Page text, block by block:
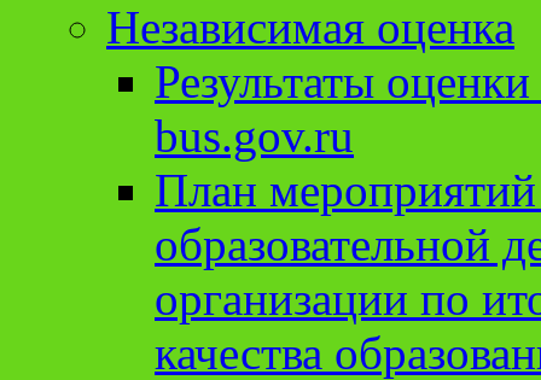
Независимая оценка
Результаты
bus.gov.ru
План
образовательной
организации по
качества